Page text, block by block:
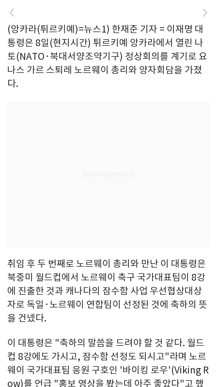
(앙카라(튀르키예)=뉴스1) 한재준 기자 = 이재명 대
통령은 8일(현지시간) 튀르키예 앙카라에서 열린 나
토(NATO·북대서양조약기구) 정상회의를 계기로 요
나스 가르 스퇴레 노르웨이 총리와 양자회담을 가졌
다.
취임 후 두 번째로 노르웨이 총리와 만난 이 대통령은
북중미 월드컵에서 노르웨이 축구 국가대표팀이 8강
에 진출한 것과 캐나다의 잠수함 사업 우선협상대상
자로 독일·노르웨이 연합팀이 선정된 것에 축하의 뜻
을 건넸다.
이 대통령은 "축하의 말씀을 드려야 할 것 같다. 월드
컵 8강에도 가시고, 잠수함 선정도 되시고"라며 노르
웨이 국가대표팀 응원 구호인 '바이킹 로우'(Viking R
ow)를 언급 "홍보 영상을 봤는데 아주 좋았다"고 했